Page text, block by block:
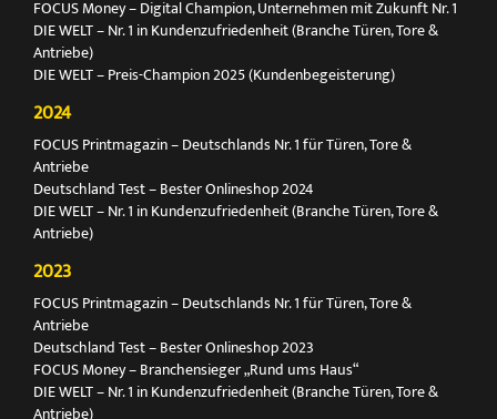
FOCUS Money – Digital Champion, Unternehmen mit Zukunft Nr. 1
DIE WELT – Nr. 1 in Kundenzufriedenheit (Branche Türen, Tore &
Antriebe)
DIE WELT – Preis-Champion 2025 (Kundenbegeisterung)
2024
FOCUS Printmagazin – Deutschlands Nr. 1 für Türen, Tore &
Antriebe
Deutschland Test – Bester Onlineshop 2024
DIE WELT – Nr. 1 in Kundenzufriedenheit (Branche Türen, Tore &
Antriebe)
2023
FOCUS Printmagazin – Deutschlands Nr. 1 für Türen, Tore &
Antriebe
Deutschland Test – Bester Onlineshop 2023
FOCUS Money – Branchensieger „Rund ums Haus“
DIE WELT – Nr. 1 in Kundenzufriedenheit (Branche Türen, Tore &
Antriebe)